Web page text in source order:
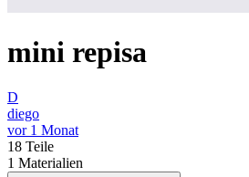
mini repisa
D
diego
vor 1 Monat
18 Teile
1 Materialien